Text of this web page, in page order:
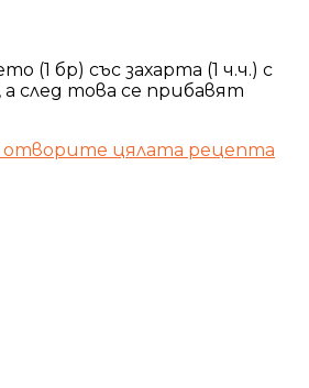
(1 бр) със захарта (1 ч.ч.) с
след това се прибавят
отворите цялата рецепта